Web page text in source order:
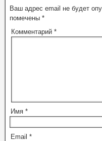
Ваш адрес email не будет
помечены *
Комментарий *
Имя *
Email *